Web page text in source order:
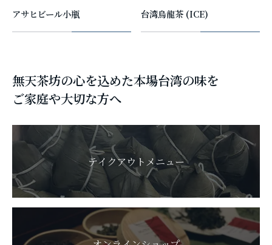
アサヒビール小瓶 台湾烏龍茶 (ICE)
無天茶坊の心を込めた本場台湾の味を
ご家庭や大切な方へ
テイクアウトメニュー